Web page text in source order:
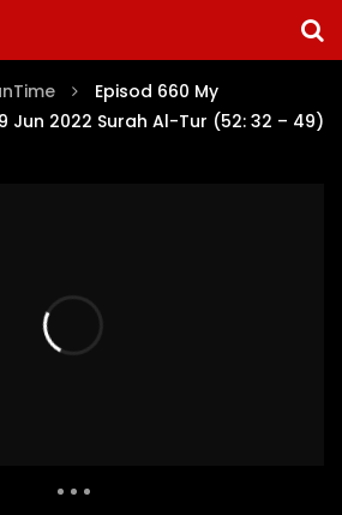
Episod 660 My
Jun 2022 Surah Al-Tur (52: 32 – 49)